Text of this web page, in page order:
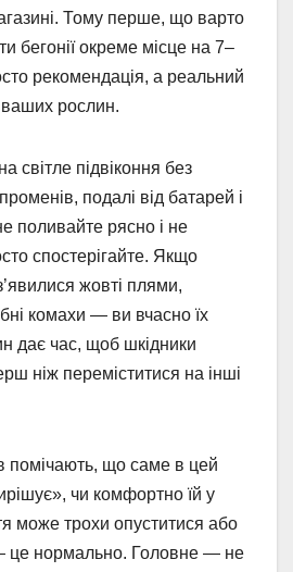
Тому перше, що варто
бегонії окреме місце на 7–
рекомендація, а реальний
рослин.
світле підвіконня без
подалі від батарей і
поливайте рясно і не
спостерігайте. Якщо
жовті плями,
комахи — ви вчасно їх
дає час, щоб шкідники
ніж переміститися на інші
помічають, що саме в цей
чи комфортно їй у
може трохи опуститися або
це нормально. Головне — не